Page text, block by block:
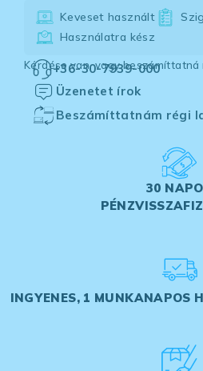
Keveset használt
Használatra kész
Kérdése van, vagy
+36-30-7939-000
Üzenetet írok
Beszámíttatnám régi
30
INGYENES, 1 MUNKANAPOS